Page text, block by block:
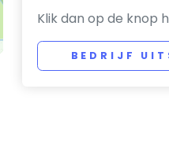
Klik dan op de knop
BEDRIJF